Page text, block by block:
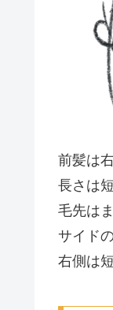
前髪は
長さは
毛先は
サイド
右側は